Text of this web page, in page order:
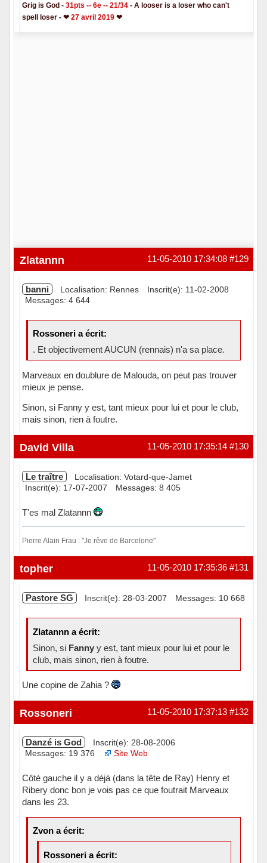
Grig is God - 31pts -- 6e -- 21/34 - A looser is a loser who can't
spell loser - ❤ 27 avril 2019❤
#129
11-05-2010 17:34:08
Zlatannn
banni Localisation: Rennes
Inscrit(e): 11-02-2008
Messages: 4 644
Rossoneri a écrit:
. Et objectivement AUCUN (rennais) n'a sa place.
Marveaux en doublure de Malouda, on peut pas trouver
mieux je pense.
Sinon, si Fanny y est, tant mieux pour lui et pour le club,
mais sinon, rien à foutre.
Hors ligne #130
11-05-2010 17:35:14
David Villa
Le traître
Localisation: Votard-que-Jamet
Inscrit(e): 17-07-2007
Messages: 8 405
T'es mal Zlatannn
Pierre Alain Frau : "Je rêve de Barcelone"
Hors ligne #131
11-05-2010 17:35:36
topher
Pastore SG Inscrit(e): 28-03-2007 Messages: 10 668
Zlatannn a écrit:
Sinon, si Fannyy est, tant mieux pour lui et pour le
club, mais sinon, rien à foutre.
Une copine de Zahia ?
Hors ligne #132
11-05-2010 17:37:13
Rossoneri
Danzé is God
Inscrit(e): 28-08-2006
Messages: 19 376
Site Web
Côté gauche il y a déjà (dans la tête de Ray) Henry et
Ribery donc bon je vois pas ce que foutrait Marveaux
dans les 23.
Zvon a écrit:
Rossoneri a écrit: